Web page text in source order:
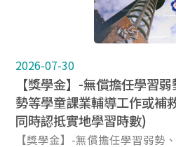
2026-07-30
【獎學金】-無償擔任學習
勢等學童課業輔導工作或補
同時認抵實地學習時數)
【獎學金】-無償擔任學習弱勢